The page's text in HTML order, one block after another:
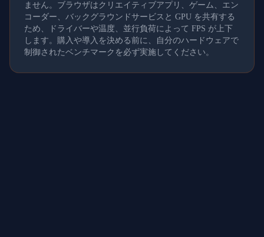
ません。ブラウザはクリエイティブアプリ、ゲーム、エン
コーダー、バックグラウンドサービスと GPU を共有する
ため、ドライバーや温度、並行負荷によって FPS が上下
します。購入や導入を決める前に、自分のハードウェアで
制御されたベンチマークを必ず実施してください。